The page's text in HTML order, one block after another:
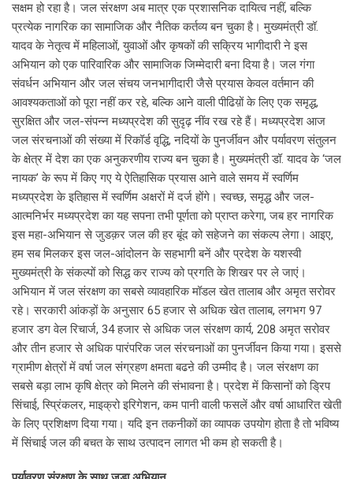
सक्षम हो रहा है। जल संरक्षण अब मात्र एक प्रशासनिक दायित्व नहीं, बल्कि
प्रत्येक नागरिक का सामाजिक और नैतिक कर्तव्य बन चुका है। मुख्यमंत्री डॉ.
यादव के नेतृत्व में महिलाओं, युवाओं और कृषकों की सक्रिय भागीदारी ने इस
अभियान को एक पारिवारिक और सामाजिक जिम्मेदारी बना दिया है। जल गंगा
संवर्धन अभियान और जल संचय जनभागीदारी जैसे प्रयास केवल वर्तमान की
आवश्यकताओं को पूरा नहीं कर रहे, बल्कि आने वाली पीढिय़ों के लिए एक समृद्ध,
सुरक्षित और जल-संपन्न मध्यप्रदेश की सुदृढ़ नींव रख रहे हैं। मध्यप्रदेश आज
जल संरचनाओं की संख्या में रिकॉर्ड वृद्धि, नदियों के पुनर्जीवन और पर्यावरण संतुलन
के क्षेत्र में देश का एक अनुकरणीय राज्य बन चुका है। मुख्यमंत्री डॉ. यादव के ‘जल
नायक’ के रूप में किए गए ये ऐतिहासिक प्रयास आने वाले समय में स्वर्णिम
मध्यप्रदेश के इतिहास में स्वर्णिम अक्षरों में दर्ज होंगे। स्वच्छ, समृद्ध और जल-
आत्मनिर्भर मध्यप्रदेश का यह सपना तभी पूर्णता को प्राप्त करेगा, जब हर नागरिक
इस महा-अभियान से जुडक़र जल की हर बूंद को सहेजने का संकल्प लेगा। आइए,
हम सब मिलकर इस जल-आंदोलन के सहभागी बनें और प्रदेश के यशस्वी
मुख्यमंत्री के संकल्पों को सिद्ध कर राज्य को प्रगति के शिखर पर ले जाएं।
अभियान में जल संरक्षण का सबसे व्यावहारिक मॉडल खेत तालाब और अमृत सरोवर
रहे। सरकारी आंकड़ों के अनुसार 65 हजार से अधिक खेत तालाब, लगभग 97
हजार डग वेल रिचार्ज, 34 हजार से अधिक जल संरक्षण कार्य, 208 अमृत सरोवर
और तीन हजार से अधिक पारंपरिक जल संरचनाओं का पुनर्जीवन किया गया। इससे
ग्रामीण क्षेत्रों में वर्षा जल संग्रहण क्षमता बढऩे की उम्मीद है। जल संरक्षण का
सबसे बड़ा लाभ कृषि क्षेत्र को मिलने की संभावना है। प्रदेश में किसानों को ड्रिप
सिंचाई, स्प्रिंकलर, माइक्रो इरिगेशन, कम पानी वाली फसलें और वर्षा आधारित खेती
के लिए प्रशिक्षण दिया गया। यदि इन तकनीकों का व्यापक उपयोग होता है तो भविष्य
में सिंचाई जल की बचत के साथ उत्पादन लागत भी कम हो सकती है।